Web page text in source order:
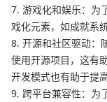
7. 游戏化和娱乐：为
戏化元素，如成就系
8. 开源和社区驱动：
使用开源项目，这有
开发模式也有助于提
9. 跨平台兼容性：为